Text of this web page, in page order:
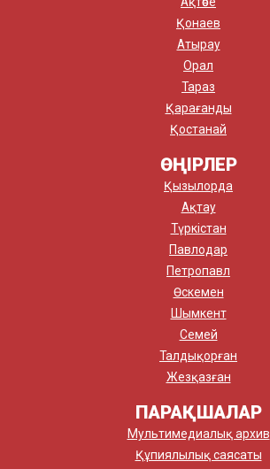
Қонаев
Атырау
Орал
Тараз
Қарағанды
Қостанай
ӨҢІРЛЕР
Қызылорда
Ақтау
Түркістан
Павлодар
Петропавл
Өскемен
Шымкент
Семей
Талдықорған
Жезқазған
ПАРАҚШАЛАР
Мультимедиалық архив
Құпиялылық саясаты